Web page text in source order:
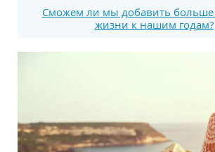
Сможем ли мы добавить больше
жизни к нашим годам?